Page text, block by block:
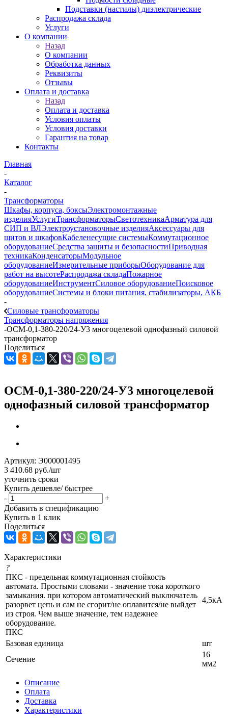
Подставки (настилы) диэлектрические
Распродажа склада
Услуги
О компании
Назад
О компании
Обработка данных
Реквизиты
Отзывы
Оплата и доставка
Назад
Оплата и доставка
Условия оплаты
Условия доставки
Гарантия на товар
Контакты
Главная
-
Каталог
-
Трансформаторы
Шкафы, корпуса, боксыЭлектромонтажные
изделияУслугиТрансформаторыСветотехникаАрматура для
СИП и ВЛЭлектроустановочные изделияАксессуары для
щитов и шкафовКабеленесущие системыКоммутационное
оборудованиеСредства защиты и безопасностиПриводная
техникаКонденсаторыМодульное
оборудованиеИзмерительные приборыОборудование для
работ на высотеРаспродажа складаПожарное
оборудованиеИнструментСиловое оборудованиеПоисковое
оборудованиеСистемы и блоки питания, стабилизаторы, АКБ
-
Силовые трансформаторы
Трансформаторы напряжения
-ОСМ-0,1-380-220/24-У3 многоцелевой однофазный силовой
трансформатор
Поделиться
ОСМ-0,1-380-220/24-У3 многоцелевой
однофазный силовой трансформатор
Артикул: Э000001495
3 410.68 руб./шт
уточнить сроки
Купить дешевле/ быстрее
-
+
Добавить в спецификацию
Купить в 1 клик
Поделиться
Характеристики
?
ПКС - предельная коммутационная стойкость
автомата. Простыми словами - значение тока короткого
замыкания. при котором автоматический выключатель
разорвет цепь и сам не сгорит/не оплавится/не выйдет
из строя. Чем выше значение, тем надежнее
оборудование.
ПКС
4,5кА
Базовая единица
шт
Сечение
16
мм2
Описание
Оплата
Доставка
Характеристики